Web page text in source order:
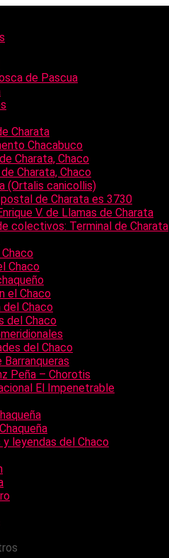
de Pascua
Charata
Chacabuco
Charata, Chaco
Charata, Chaco
(Ortalis canicollis)
de Charata es 3730
V. de Llamas de Charata
colectivos: Terminal de Charata
Chaco
el Chaco
del Chaco
del Chaco
del Chaco
Peña – Chorotis
El Impenetrable
leyendas del Chaco